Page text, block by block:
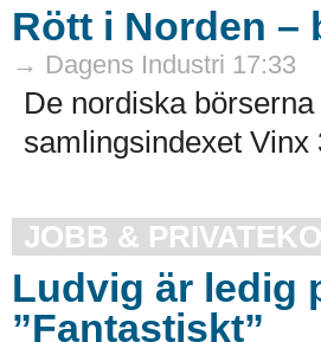
Rött i Norden –
→ Dagens Industri 17:33
De nordiska
samlingsindexet Vinx
JOBB &
Ludvig är ledig
”Fantastiskt”